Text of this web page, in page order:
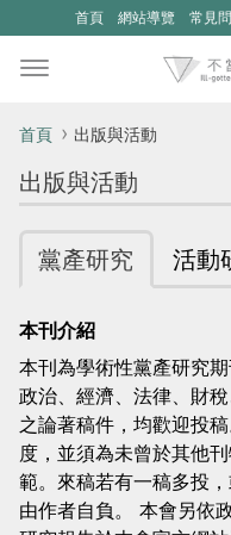
首頁 網站導覽 常見
首頁 出版與活動
出版與活動
黨產研究 活動
本刊介紹
本刊為學術性黨產研究
政治、經濟、法律、財
之論著稿件，均歡迎投
度，並須為未曾於其他
範。來稿若有一稿多投
由作者自負。 本會另依